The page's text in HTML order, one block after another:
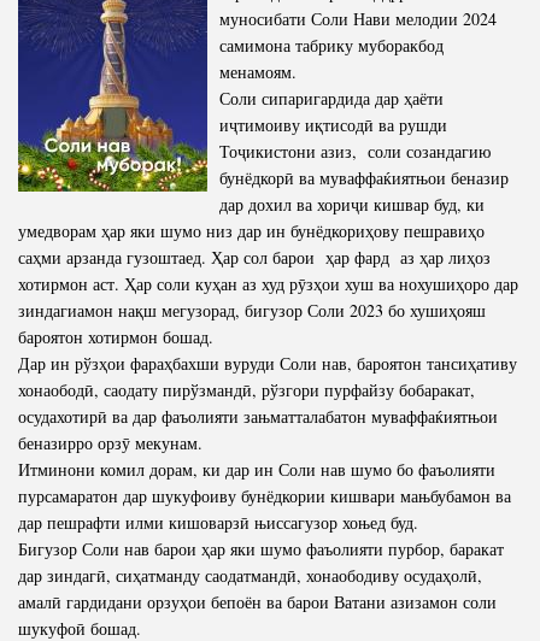
муносибати Соли Нави мелодии 2024
самимона табрику муборакбод
менамоям.
Соли сипаригардида дар ҳаёти
иҷтимоиву иқтисодӣ ва рушди
Тоҷикистони азиз, соли созандагию
бунёдкорӣ ва муваффаќиятњои беназир
дар дохил ва хориҷи кишвар буд, ки
умедворам ҳар яки шумо низ дар ин бунёдкориҳову пешравиҳо
саҳми арзанда гузоштаед. Ҳар сол барои ҳар фард аз ҳар лиҳоз
хотирмон аст. Ҳар соли куҳан аз худ рӯзҳои хуш ва нохушиҳоро дар
зиндагиамон нақш мегузорад, бигузор Соли 2023 бо хушиҳояш
бароятон хотирмон бошад.
Дар ин рўзҳои фараҳбахши вуруди Соли нав, бароятон тансиҳативу
хонаободӣ, саодату пирўзмандӣ, рўзгори пурфайзу бобаракат,
осудахотирӣ ва дар фаъолияти зањматталабатон муваффаќиятњои
беназирро орзӯ мекунам.
Итминони комил дорам, ки дар ин Соли нав шумо бо фаъолияти
пурсамаратон дар шукуфоиву бунёдкории кишвари мањбубамон ва
дар пешрафти илми кишоварзӣ њиссагузор хоњед буд.
Бигузор Соли нав барои ҳар яки шумо фаъолияти пурбор, баракат
дар зиндагӣ, сиҳатманду саодатмандӣ, хонаободиву осудаҳолӣ,
амалӣ гардидани орзуҳои бепоён ва барои Ватани азизамон соли
шукуфоӣ бошад.